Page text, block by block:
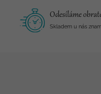
Odesíláme
Skladem u nás